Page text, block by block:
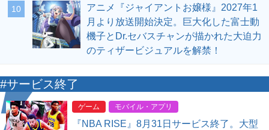
10
アニメ『ジャイアントお嬢様』2027年1
月より放送開始決定。巨大化した富士動
機子とDr.セバスチャンが描かれた大迫力
のティザービジュアルを解禁！
#サービス終了
ゲーム モバイル・アプリ
『NBA RISE』8月31日サービス終了。大型